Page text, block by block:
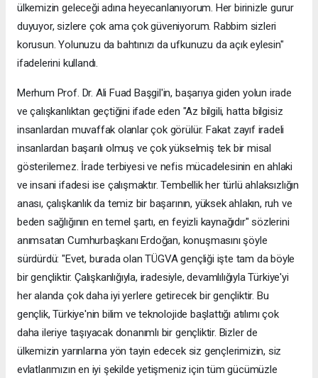
ülkemizin geleceği adına heyecanlanıyorum. Her birinizle gurur
duyuyor, sizlere çok ama çok güveniyorum. Rabbim sizleri
korusun. Yolunuzu da bahtınızı da ufkunuzu da açık eylesin"
ifadelerini kullandı.
Merhum Prof. Dr. Ali Fuad Başgil'in, başarıya giden yolun irade
ve çalışkanlıktan geçtiğini ifade eden "Az bilgili, hatta bilgisiz
insanlardan muvaffak olanlar çok görülür. Fakat zayıf iradeli
insanlardan başarılı olmuş ve çok yükselmiş tek bir misal
gösterilemez. İrade terbiyesi ve nefis mücadelesinin en ahlaki
ve insani ifadesi ise çalışmaktır. Tembellik her türlü ahlaksızlığın
anası, çalışkanlık da temiz bir başarının, yüksek ahlakın, ruh ve
beden sağlığının en temel şartı, en feyizli kaynağıdır" sözlerini
anımsatan Cumhurbaşkanı Erdoğan, konuşmasını şöyle
sürdürdü: "Evet, burada olan TÜGVA gençliği işte tam da böyle
bir gençliktir. Çalışkanlığıyla, iradesiyle, devamlılığıyla Türkiye'yi
her alanda çok daha iyi yerlere getirecek bir gençliktir. Bu
gençlik, Türkiye'nin bilim ve teknolojide başlattığı atılımı çok
daha ileriye taşıyacak donanımlı bir gençliktir. Bizler de
ülkemizin yarınlarına yön tayin edecek siz gençlerimizin, siz
evlatlarımızın en iyi şekilde yetişmeniz için tüm gücümüzle